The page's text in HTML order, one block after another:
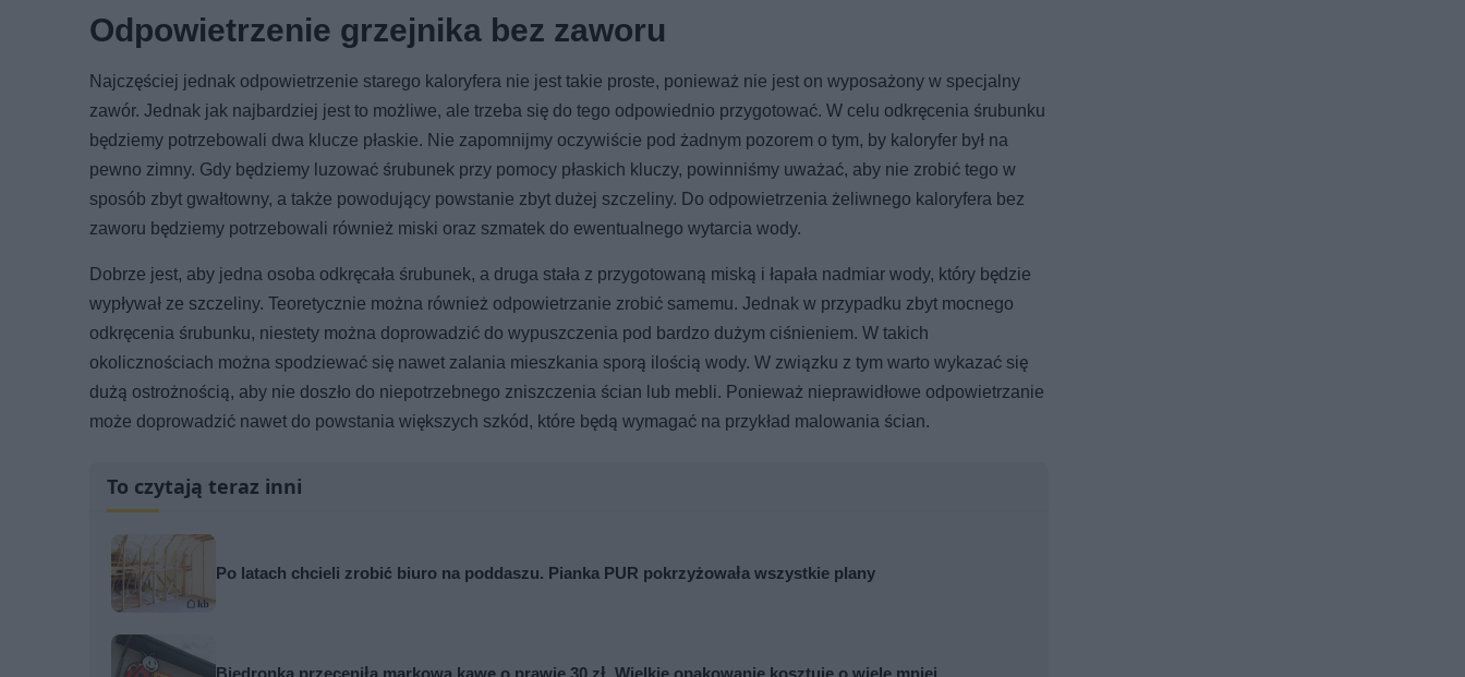
Odpowietrzenie grzejnika bez zaworu
Najczęściej jednak odpowietrzenie starego kaloryfera nie jest takie proste, ponieważ nie jest on wyposażony w specjalny
zawór. Jednak jak najbardziej jest to możliwe, ale trzeba się do tego odpowiednio przygotować. W celu odkręcenia śrubunku
będziemy potrzebowali dwa klucze płaskie. Nie zapomnijmy oczywiście pod żadnym pozorem o tym, by kaloryfer był na
pewno zimny. Gdy będziemy luzować śrubunek przy pomocy płaskich kluczy, powinniśmy uważać, aby nie zrobić tego w
sposób zbyt gwałtowny, a także powodujący powstanie zbyt dużej szczeliny. Do odpowietrzenia żeliwnego kaloryfera bez
zaworu będziemy potrzebowali również miski oraz szmatek do ewentualnego wytarcia wody.
Dobrze jest, aby jedna osoba odkręcała śrubunek, a druga stała z przygotowaną miską i łapała nadmiar wody, który będzie
wypływał ze szczeliny. Teoretycznie można również odpowietrzanie zrobić samemu. Jednak w przypadku zbyt mocnego
odkręcenia śrubunku, niestety można doprowadzić do wypuszczenia pod bardzo dużym ciśnieniem. W takich
okolicznościach można spodziewać się nawet zalania mieszkania sporą ilością wody. W związku z tym warto wykazać się
dużą ostrożnością, aby nie doszło do niepotrzebnego zniszczenia ścian lub mebli. Ponieważ nieprawidłowe odpowietrzanie
może doprowadzić nawet do powstania większych szkód, które będą wymagać na przykład malowania ścian.
To czytają teraz inni
Po latach chcieli zrobić biuro na poddaszu. Pianka PUR pokrzyżowała wszystkie plany